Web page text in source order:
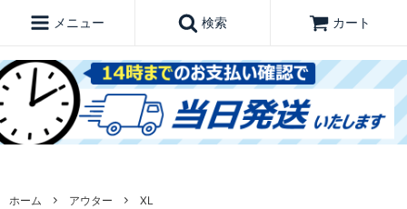
メニュー 検索 カート
ホーム アウター
XL